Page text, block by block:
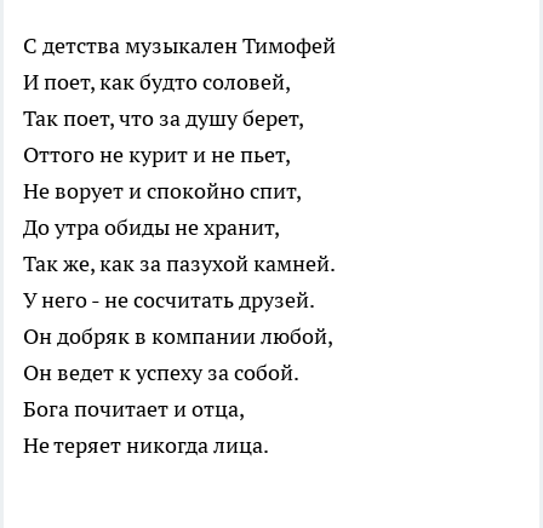
С детства музыкален Тимофей
И поет, как будто соловей,
Так поет, что за душу берет,
Оттого не курит и не пьет,
Не ворует и спокойно спит,
До утра обиды не хранит,
Так же, как за пазухой камней.
У него - не сосчитать друзей.
Он добряк в компании любой,
Он ведет к успеху за собой.
Бога почитает и отца,
Не теряет никогда лица.